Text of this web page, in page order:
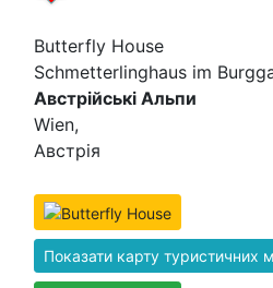
Butterfly House
Schmetterlinghaus im
Австрійські Альпи
Wien,
Австрія
Показати карту туристичних